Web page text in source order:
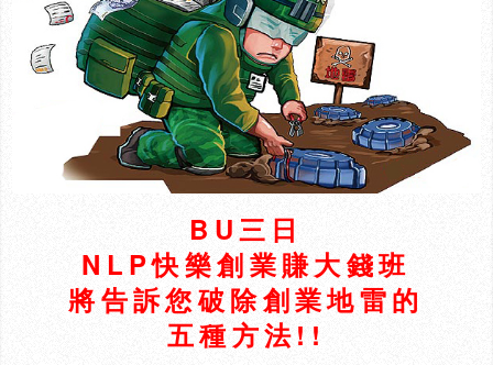
BU三日
NLP快樂創業賺大錢班
將告訴您破除創業地雷的
五種方法!!